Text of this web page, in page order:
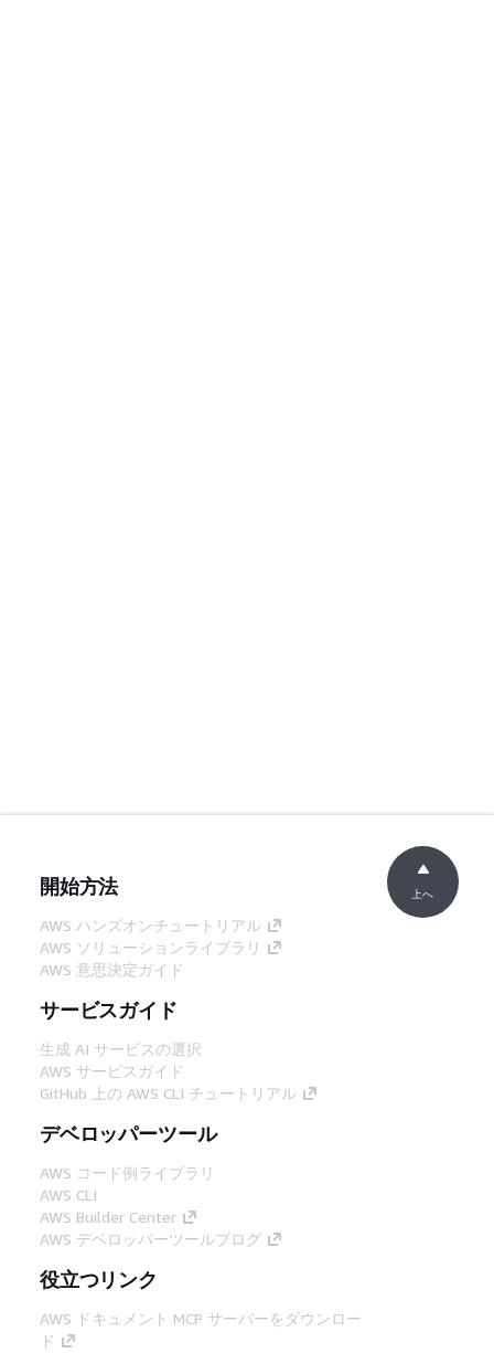
開始方法
AWS ハンズオンチュートリアル
AWS ソリューションライブラリ
AWS 意思決定ガイド
サービスガイド
生成 AI サービスの選択
AWS サービスガイド
GitHub 上の AWS CLI チュートリアル
デベロッパーツール
AWS コード例ライブラリ
AWS CLI
AWS Builder Center
AWS デベロッパーツールブログ
役立つリンク
AWS ドキュメント MCP サーバーをダウンロー
ド
上へ